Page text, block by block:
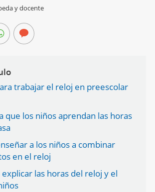
y docente
trabajar el reloj en preescolar
que los niños aprendan las horas
a los niños a combinar
en el reloj
las horas del reloj y el